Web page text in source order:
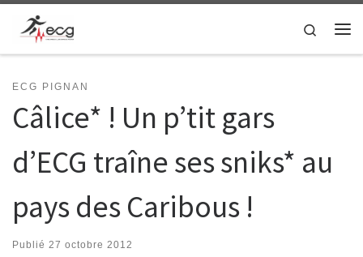
Skip to content
Search
ECG PIGNAN
Câlice* ! Un p’tit gars
d’ECG traîne ses sniks* au
pays des Caribous !
Publié 27 octobre 2012